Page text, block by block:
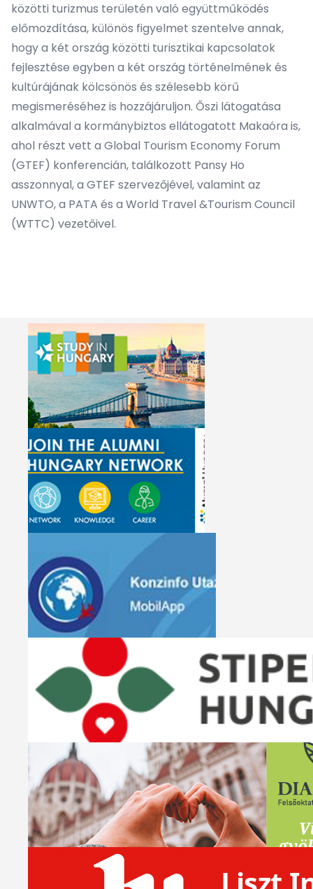
közötti turizmus területén való együttműködés
előmozdítása, különös figyelmet szentelve annak,
hogy a két ország közötti turisztikai kapcsolatok
fejlesztése egyben a két ország történelmének és
kultúrájának kölcsönös és szélesebb körű
megismeréséhez is hozzájáruljon. Őszi látogatása
alkalmával a kormánybiztos ellátogatott Makaóra is,
ahol részt vett a Global Tourism Economy Forum
(GTEF) konferencián, találkozott Pansy Ho
asszonnyal, a GTEF szervezőjével, valamint az
UNWTO, a PATA és a World Travel &Tourism Council
(WTTC) vezetőivel.